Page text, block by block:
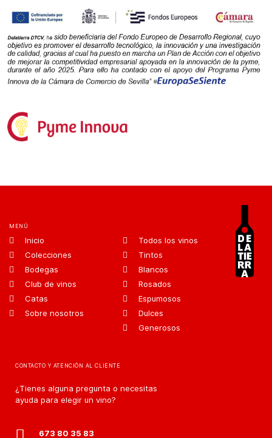
MENÚ
Inicio
Colecciones
Bodegas
Club de vinos
Catas
Sobre nosotros
Todos los vinos
Tintos
Blancos
Rosados
Espumosos
Dulces
Generosos
CONTACTO Y ATENCIÓN AL CLIENTE
¿Tienes alguna pregunta o necesitas
ayuda para elegir un vino?
673 80 35 83